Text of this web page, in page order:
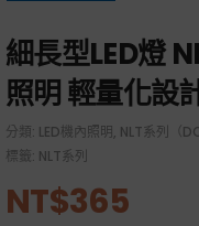
細長型LED燈
照明 輕量化設
分類: LED機內照明, NLT系列（
標籤: NLT系列
NT$365